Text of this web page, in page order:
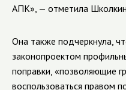
АПК», — отметила
Она также подчеркнула,
законопроектом
поправки, «позволяющие
воспользоваться правом